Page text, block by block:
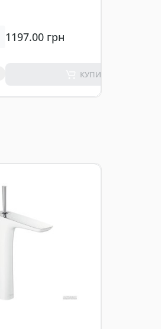
1197.00 грн
КУПИТИ